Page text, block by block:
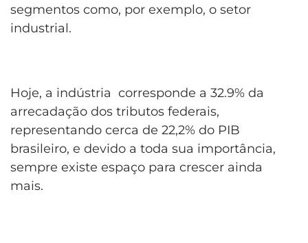
segmentos como, por exemplo, o setor
industrial.
Hoje, a indústria corresponde a 32.9% da
arrecadação dos tributos federais,
representando cerca de 22,2% do PIB
brasileiro, e devido a toda sua importância,
sempre existe espaço para crescer ainda
mais.